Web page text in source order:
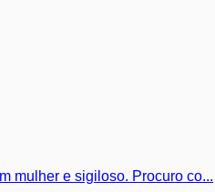
mulher e sigiloso. Procuro co...